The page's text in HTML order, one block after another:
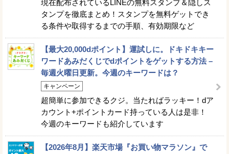
現在配布されているLINEの無料スタンプ＆隠しス
タンプを徹底まとめ！スタンプを無料ゲットでき
る条件や取得するまでの手順、有効期限など
【最大20,000dポイント】運試しに。ドキドキキー
ワードあみだくじでdポイントをゲットする方法 –
毎週火曜日更新。今週のキーワードは？
キャンペーン
超簡単に参加できるクジ。当たればラッキー！dア
カウント+ポイントカード持っている人は是非！
今週のキーワードも紹介しています
【2026年8月】楽天市場『お買い物マラソン』で